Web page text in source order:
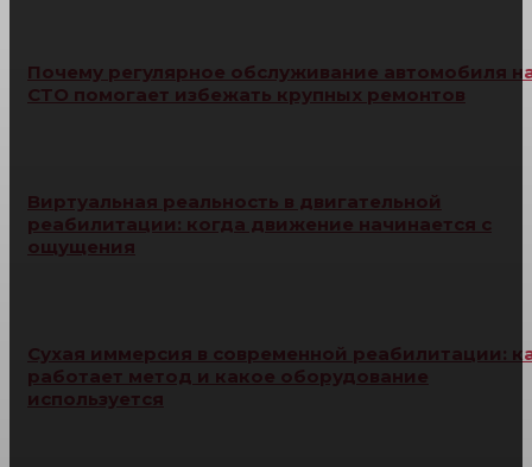
Почему регулярное обслуживание автомобиля
СТО помогает избежать крупных ремонтов
Виртуальная реальность в двигательной
реабилитации: когда движение начинается с
ощущения
Сухая иммерсия в современной реабилитации:
работает метод и какое оборудование
используется